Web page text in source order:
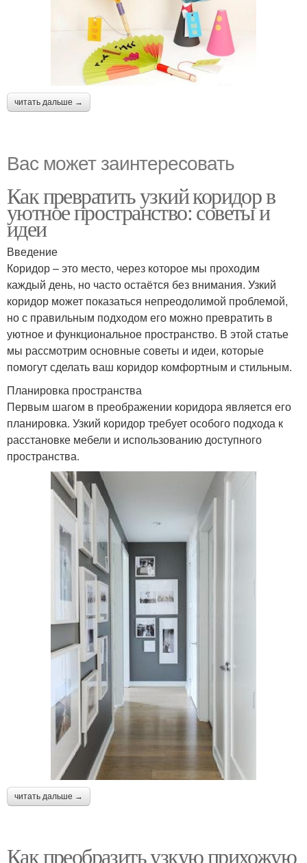
читать дальше →
Вас может заинтересовать
Как превратить узкий коридор в
уютное пространство: советы и
идеи
Введение
Коридор – это место, через которое мы проходим
каждый день, но часто остаётся без внимания. Узкий
коридор может показаться непреодолимой проблемой,
но с правильным подходом его можно превратить в
уютное и функциональное пространство. В этой статье
мы рассмотрим основные советы и идеи, которые
помогут сделать ваш коридор комфортным и стильным.
Планировка пространства
Первым шагом в преображении коридора является его
планировка. Узкий коридор требует особого подхода к
расстановке мебели и использованию доступного
пространства.
читать дальше →
Как преобразить узкую прихожую